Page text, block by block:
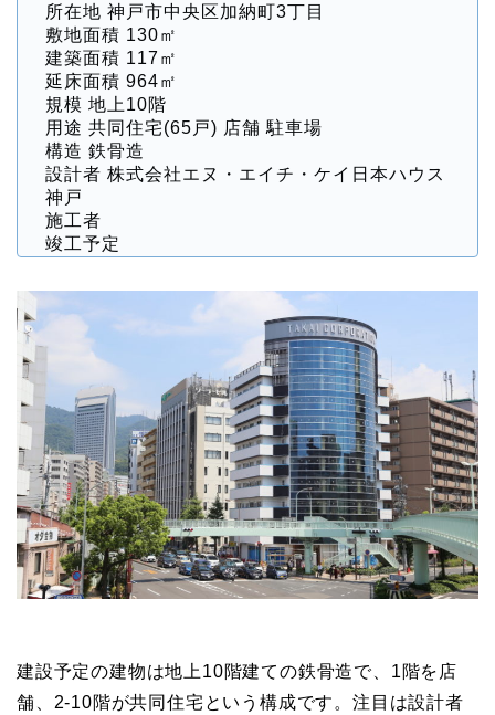
所在地 神戸市中央区加納町3丁目
敷地面積 130㎡
建築面積 117㎡
延床面積 964㎡
規模 地上10階
用途 共同住宅(65戸) 店舗 駐車場
構造 鉄骨造
設計者 株式会社エヌ・エイチ・ケイ日本ハウス
神戸
施工者
竣工予定
建設予定の建物は地上10階建ての鉄骨造で、1階を店
舗、2-10階が共同住宅という構成です。注目は設計者